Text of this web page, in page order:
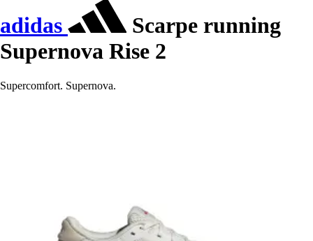
adidas
Scarpe running
Supernova Rise 2
Supercomfort. Supernova.